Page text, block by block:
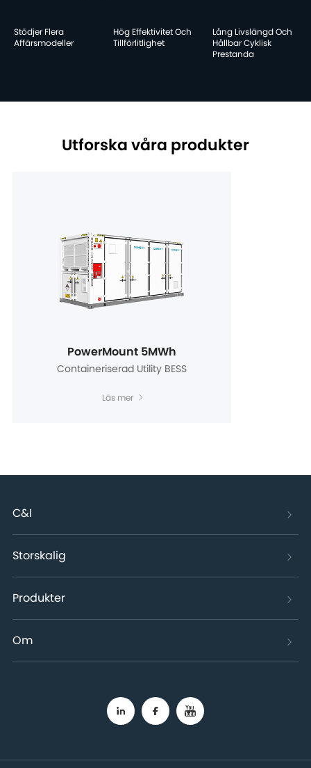
Stödjer Flera
Affärsmodeller
Hög Effektivitet Och
Tillförlitlighet
Lång Livslängd Och
Hållbar Cyklisk
Prestanda
Utforska våra produkter
PowerMount 5MWh
Containeriserad Utility BESS
Läs mer
C&I
Storskalig
Produkter
Om